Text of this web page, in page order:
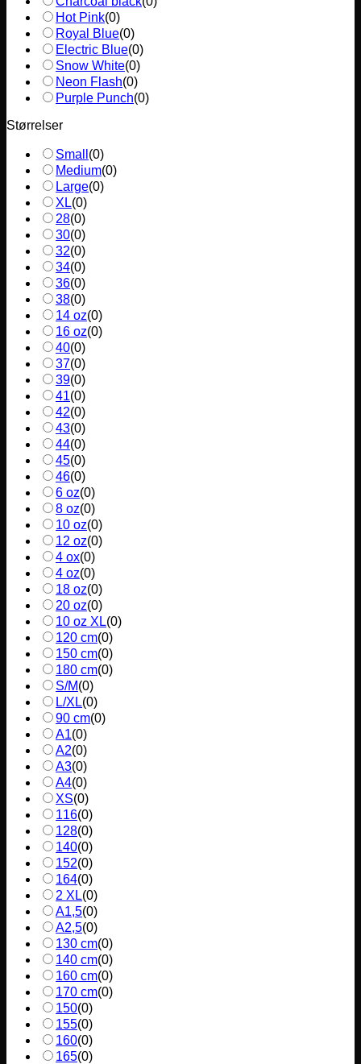
Hot Pink(0)
Royal Blue(0)
Electric Blue(0)
Snow White(0)
Neon Flash(0)
Purple Punch(0)
Størrelser
Small (0)
Medium(0)
Large(0)
XL(0)
28(0)
30(0)
32(0)
34(0)
36(0)
38(0)
14 oz(0)
16 oz(0)
40(0)
37(0)
39(0)
41(0)
42(0)
43(0)
44(0)
45(0)
46(0)
6 oz(0)
8 oz(0)
10 oz(0)
12 oz(0)
4 ox(0)
4 oz(0)
18 oz(0)
20 oz(0)
10 oz XL(0)
120 cm(0)
150 cm(0)
180 cm(0)
S/M(0)
L/XL(0)
90 cm(0)
A1(0)
A2(0)
A3(0)
A4(0)
XS(0)
116(0)
128(0)
140(0)
152(0)
164(0)
2 XL(0)
A1,5(0)
A2,5(0)
130 cm(0)
140 cm(0)
160 cm(0)
170 cm(0)
150(0)
155(0)
160(0)
165(0)